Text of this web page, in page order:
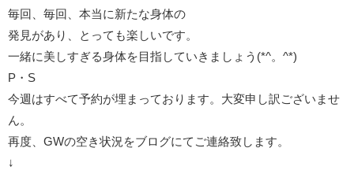
毎回、毎回、本当に新たな身体の
発見があり、とっても楽しいです。
一緒に美しすぎる身体を目指していきましょう(*^。^*)
P・S
今週はすべて予約が埋まっております。大変申し訳ございませ
ん。
再度、GWの空き状況をブログにてご連絡致します。
↓